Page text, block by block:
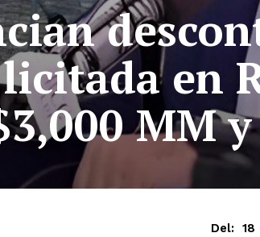
en
MM
Del: 18